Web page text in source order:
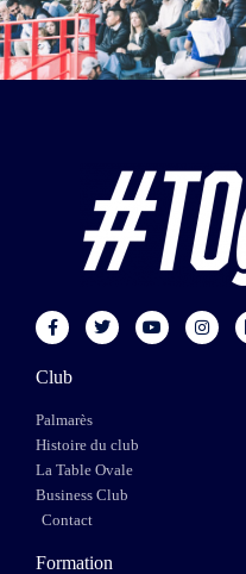
Club
Palmarès
Histoire du club
La Table Ovale
Business Club
Contact
Formation